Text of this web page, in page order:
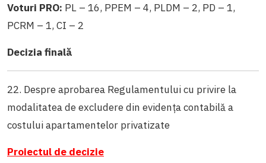
Voturi PRO: PL – 16, PPEM – 4, PLDM – 2, PD – 1,
PCRM – 1, CI – 2
Decizia finală
22. Despre aprobarea Regulamentului cu privire la
modalitatea de excludere din evidența contabilă a
costului apartamentelor privatizate
Proiectul de decizie